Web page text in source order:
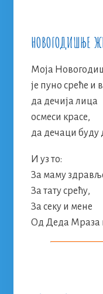
НОВОГОДИШЊЕ
Моја
је пуно среће и
да дечија лица
осмеси красе,
да дечаци буду
И уз то:
За маму
За тату срећу,
За секу и мене
Од Деда Мраза